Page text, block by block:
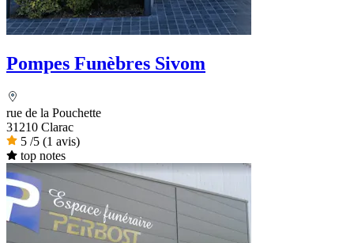
Pompes Funèbres Sivom
rue de la Pouchette
31210 Clarac
5 /5 (1 avis)
top notes